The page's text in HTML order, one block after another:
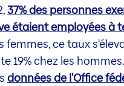
37% des personnes
étaient employées à
femmes, ce taux
19% chez les
données de l'Office